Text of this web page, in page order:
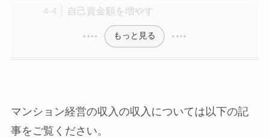
自己資金額を増やす
もっと見る
マンション経営の収入の収入については以下の記
事をご覧ください。